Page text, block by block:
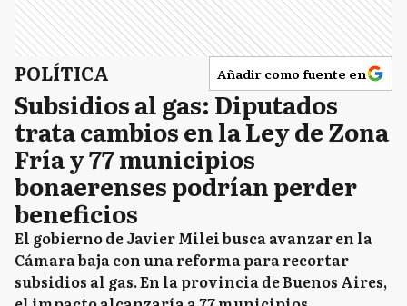
POLÍTICA Añadir como fuente en
Subsidios al gas: Diputados
trata cambios en la Ley de Zona
Fría y 77 municipios
bonaerenses podrían perder
beneficios
El gobierno de Javier Milei busca avanzar en la
Cámara baja con una reforma para recortar
subsidios al gas. En la provincia de Buenos Aires,